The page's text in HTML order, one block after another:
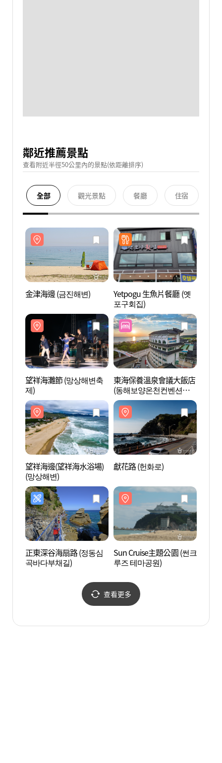
鄰近推薦景點
查看附近半徑50公里內的景點(依距離排序)
全部 觀光景點 餐廳 住宿
金津海邊 (금진해변)
Yetpogu 生魚片餐廳 (옛
포구회집)
望祥海灘節 (망상해변축
제)
東海保養溫泉會議大飯店
(동해보양온천컨벤션호
텔)
望祥海邊(望祥海水浴場)
(망상해변)
獻花路 (헌화로)
正東深谷海扇路 (정동심
곡바다부채길)
Sun Cruise主題公園 (썬크
루즈 테마공원)
查看更多